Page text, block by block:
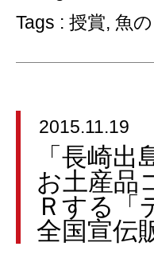
Tags : 授賞, 魚
2015.11.19
「長崎
お土産品
Ｒする「
全国宣伝